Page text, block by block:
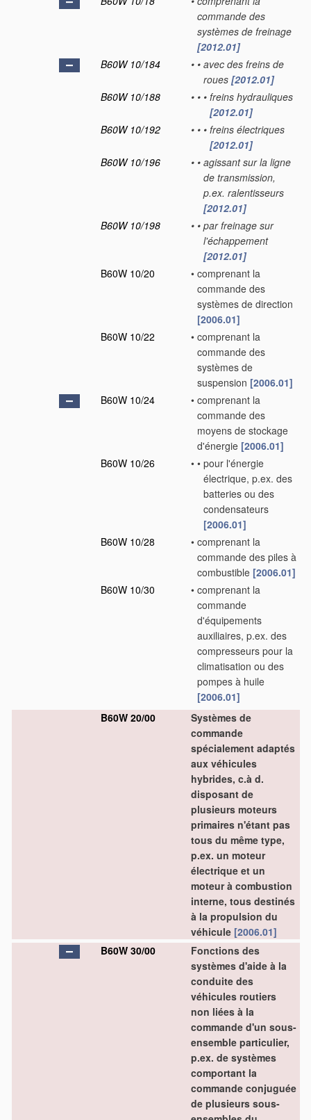
commande des
systèmes de freinage
[2012.01]
B60W 10/184
• • avec des freins de
roues [2012.01]
B60W 10/188
• • • freins hydrauliques
[2012.01]
B60W 10/192
• • • freins électriques
[2012.01]
B60W 10/196
• • agissant sur la ligne
de transmission,
p.ex. ralentisseurs
[2012.01]
B60W 10/198
• • par freinage sur
l'échappement
[2012.01]
B60W 10/20
• comprenant la
commande des
systèmes de direction
[2006.01]
B60W 10/22
• comprenant la
commande des
systèmes de
suspension [2006.01]
B60W 10/24
• comprenant la
commande des
moyens de stockage
d'énergie [2006.01]
B60W 10/26
• • pour l'énergie
électrique, p.ex. des
batteries ou des
condensateurs
[2006.01]
B60W 10/28
• comprenant la
commande des piles à
combustible [2006.01]
B60W 10/30
• comprenant la
commande
d'équipements
auxiliaires, p.ex. des
compresseurs pour la
climatisation ou des
pompes à huile
[2006.01]
B60W 20/00
Systèmes de
commande
spécialement adaptés
aux véhicules
hybrides, c.à d.
disposant de
plusieurs moteurs
primaires n'étant pas
tous du même type,
p.ex. un moteur
électrique et un
moteur à combustion
interne, tous destinés
à la propulsion du
véhicule [2006.01]
B60W 30/00
Fonctions des
systèmes d'aide à la
conduite des
véhicules routiers
non liées à la
commande d'un sous-
ensemble particulier,
p.ex. de systèmes
comportant la
commande conjuguée
de plusieurs sous-